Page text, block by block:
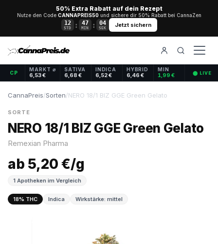
50% Extra Rabatt auf dein Rezept
Nutze den Code CANNAPREIS50und sichere dir 50% Rabatt bei CannaZen
12
STD : 47
MIN : 04
SEK Jetzt sichern
CP
MARKT ⌀
6,53 €
SATIVA
6,68 €
INDICA
6,52 €
HYBRID
6,46 €
MIN
1,99 € ⬤ LIVE
CannaPreis/Sorten/NERO 18/1 BIZ GGE Green Gelato
SORTE
NERO 18/1 BIZ GGE Green Gelato
Remexian Pharma
ab 5,20 €/g
1 Apotheken im Vergleich
18% THC Indica Wirkstärke: mittel